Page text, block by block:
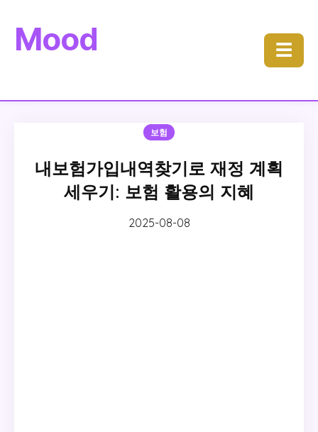
Mood ☰
보험
내보험가입내역찾기로 재정 계획
세우기: 보험 활용의 지혜
2025-08-08